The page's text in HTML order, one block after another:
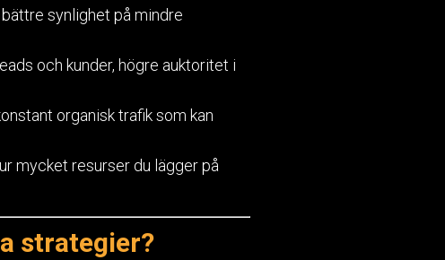
bättre synlighet på mindre
och kunder, högre auktoritet i
organisk trafik som kan
mycket resurser du lägger på
strategier?